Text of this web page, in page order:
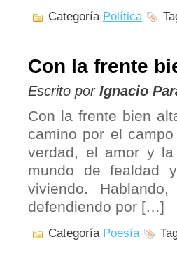
Categoría Política
Con la frente
Escrito por Ignacio
Con la frente bien
camino por el
verdad, el amor y
mundo de fealdad
viviendo.
defendiendo por […]
Categoría Poesía